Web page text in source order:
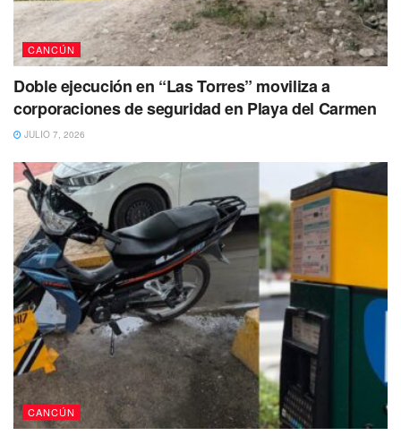
CANCÚN
Doble ejecución en “Las Torres” moviliza a
corporaciones de seguridad en Playa del Carmen
JULIO 7, 2026
CANCÚN